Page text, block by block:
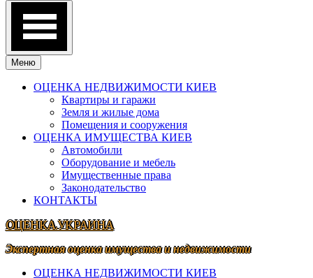
Меню
ОЦЕНКА НЕДВИЖИМОСТИ КИЕВ
Квартиры и гаражи
Земля и жилые дома
Помещения и сооружения
ОЦЕНКА ИМУЩЕСТВА КИЕВ
Автомобили
Оборудование и мебель
Имущественные права
Законодательство
КОНТАКТЫ
ОЦЕНКА.УКРАИНА
Экспертная оценка имущества и недвижимости
ОЦЕНКА НЕДВИЖИМОСТИ КИЕВ